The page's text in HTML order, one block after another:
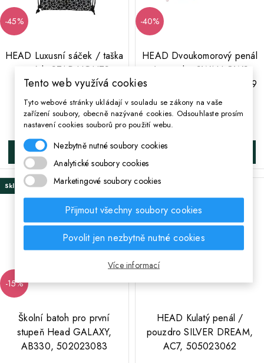
-45%
HEAD Luxusní sáček / taška
na záda STAR LIGHTS,
AD2, 507022048
Běžná cena
356 Kč
Cena
196 Kč
DO KOŠÍKA
-40%
HEAD Dvoukomorový penál
/ pouzdro SWALLOWS
DANCE, AC4, 505022059
Běžná cena
237 Kč
-15%
Skladem
Školní batoh pro první
stupeň Head GALAXY,
AB330, 502023083
Poslední kus skladem
HEAD Kulatý penál /
pouzdro SILVER DREAM,
AC7, 505023062
Tento web využívá cookies
Tyto webové stránky ukládají v souladu se zákony na vaše
zařízení soubory, obecně nazývané cookies. Odsouhlaste prosím
nastavení cookies souborů pro použití webu.
Nezbytně nutné soubory cookies
Analytické soubory cookies
Marketingové soubory cookies
Přijmout všechny soubory cookies
Povolit jen nezbytně nutné cookies
Více informací